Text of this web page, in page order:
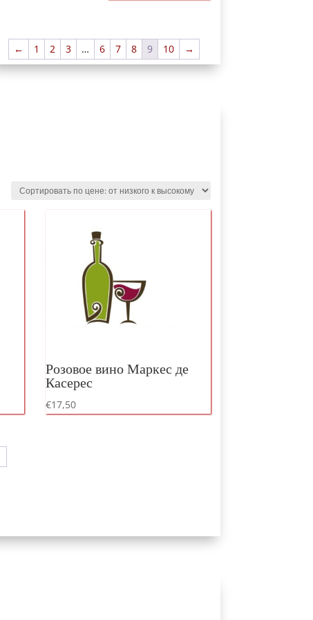
← 1 2 3 … 6 7 8 9 10 →
Розовое вино Маркес де
Касерес
€17,50